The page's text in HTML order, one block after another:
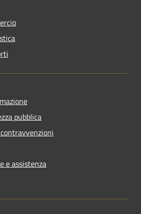
pubblica
e assistenza